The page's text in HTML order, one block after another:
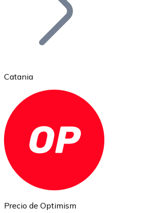
Ethereum
ETH
Catania
Precio de Optimism